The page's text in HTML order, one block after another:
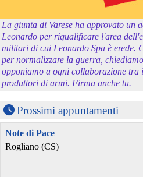
La giunta di Varese ha approvato un
Leonardo per riqualificare l'area
militari di cui Leonardo Spa è erede.
per normalizzare la guerra,
opponiamo a ogni collaborazione tra
produttori di armi. Firma anche tu.
Prossimi appuntamenti
Note di Pace
Rogliano (CS)